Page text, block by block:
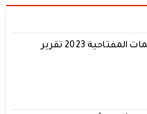
أبرز الكلمات المفتاحية 2023 تقرير